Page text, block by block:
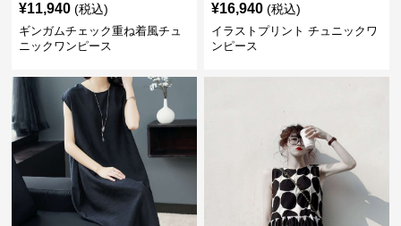
¥11,940 (税込)
ギンガムチェック重ね着風チュ
ニックワンピース
¥16,940 (税込)
イラストプリント チュニックワ
ンピース